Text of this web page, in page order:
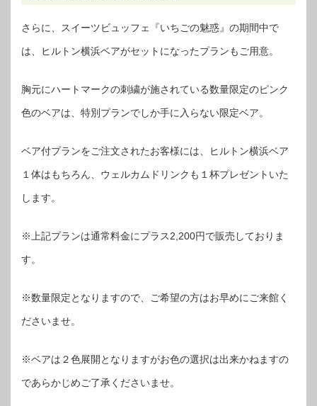
さらに、スイーツビュッフェ『いちごの魅惑』の期間中で
は、ヒルトン横浜ベアがセットになったプランもご用意。
胸元にハートマークの刺繍が施されている数量限定のピンク
色のベアは、特別プランでしか手に入らない限定ベア。
ベア付プランをご注文されたお客様には、ヒルトン横浜ベア
１体はもちろん、ウェルカムドリンクも１杯プレゼントいた
します。
※上記プランは通常料金にプラス2,200円で販売しておりま
す。
※数量限定となりますので、ご希望の方はお早めにご来館く
ださいませ。
※ベアは２色展開となりますがお色の選択は出来かねますの
であらかじめご了承くださいませ。